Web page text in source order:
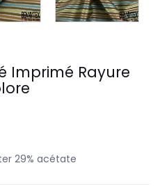
Imprimé Rayure
29% acétate